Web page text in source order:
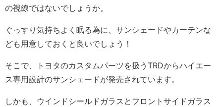
の視線ではないでしょうか。
ぐっすり気持ちよく眠る為に、サンシェードやカーテンな
ども用意しておくと良いでしょう！
そこで、トヨタのカスタムパーツを扱うTRDからハイエー
ス専用設計のサンシェードが発売されています。
しかも、ウインドシールドガラスとフロントサイドガラス